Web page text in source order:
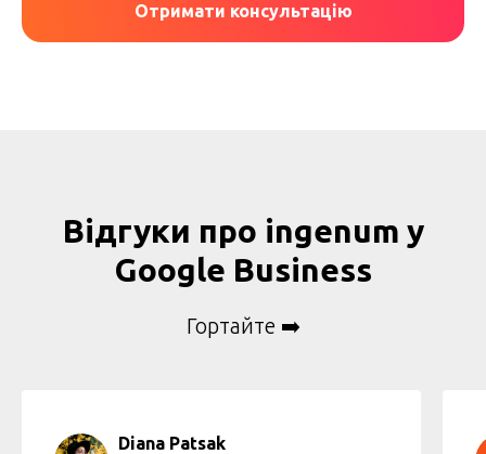
Отримати консультацію
Відгуки про ingenum у
Google Business
Гортайте ➡️
Diana Patsak